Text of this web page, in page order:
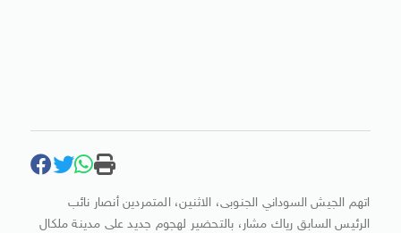
اتهم الجيش السوداني الجنوبى، الاثنين، المتمردين أنصار نائب
الرئيس السابق رياك مشار، بالتحضير لهجوم جديد على مدينة ملكال